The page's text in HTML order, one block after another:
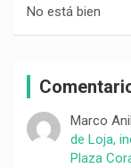
No está bien
Marco
de Loja,
Plaza